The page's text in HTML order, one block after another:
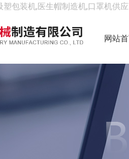
包装机,医生帽制造机,口罩机供
网站